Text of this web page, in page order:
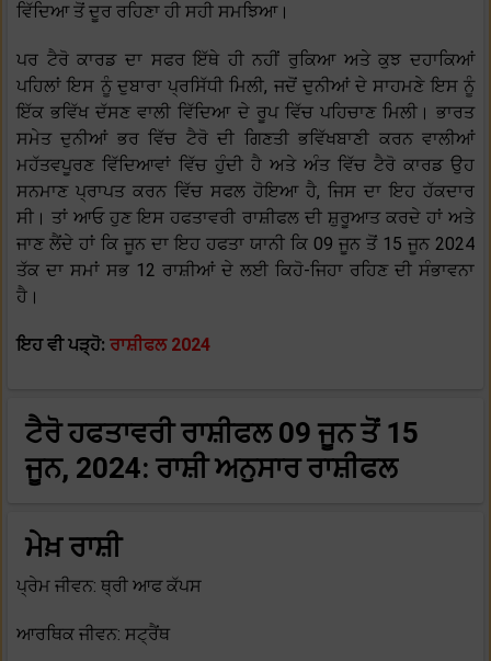
ਵਿੱਦਿਆ ਤੋਂ ਦੂਰ ਰਹਿਣਾ ਹੀ ਸਹੀ ਸਮਝਿਆ।
ਪਰ ਟੈਰੋ ਕਾਰਡ ਦਾ ਸਫਰ ਇੱਥੇ ਹੀ ਨਹੀਂ ਰੁਕਿਆ ਅਤੇ ਕੁਝ ਦਹਾਕਿਆਂ
ਪਹਿਲਾਂ ਇਸ ਨੂੰ ਦੁਬਾਰਾ ਪ੍ਰਸਿੱਧੀ ਮਿਲੀ, ਜਦੋਂ ਦੁਨੀਆਂ ਦੇ ਸਾਹਮਣੇ ਇਸ ਨੂੰ
ਇੱਕ ਭਵਿੱਖ ਦੱਸਣ ਵਾਲੀ ਵਿੱਦਿਆ ਦੇ ਰੂਪ ਵਿੱਚ ਪਹਿਚਾਣ ਮਿਲੀ। ਭਾਰਤ
ਸਮੇਤ ਦੁਨੀਆਂ ਭਰ ਵਿੱਚ ਟੈਰੋ ਦੀ ਗਿਣਤੀ ਭਵਿੱਖਬਾਣੀ ਕਰਨ ਵਾਲੀਆਂ
ਮਹੱਤਵਪੂਰਣ ਵਿੱਦਿਆਵਾਂ ਵਿੱਚ ਹੁੰਦੀ ਹੈ ਅਤੇ ਅੰਤ ਵਿੱਚ ਟੈਰੋ ਕਾਰਡ ਉਹ
ਸਨਮਾਣ ਪ੍ਰਾਪਤ ਕਰਨ ਵਿੱਚ ਸਫਲ ਹੋਇਆ ਹੈ, ਜਿਸ ਦਾ ਇਹ ਹੱਕਦਾਰ
ਸੀ। ਤਾਂ ਆਓ ਹੁਣ ਇਸ ਹਫਤਾਵਰੀ ਰਾਸ਼ੀਫਲ ਦੀ ਸ਼ੁਰੂਆਤ ਕਰਦੇ ਹਾਂ ਅਤੇ
ਜਾਣ ਲੈਂਦੇ ਹਾਂ ਕਿ ਜੂਨ ਦਾ ਇਹ ਹਫਤਾ ਯਾਨੀ ਕਿ 09 ਜੂਨ ਤੋਂ 15 ਜੂਨ 2024
ਤੱਕ ਦਾ ਸਮਾਂ ਸਭ 12 ਰਾਸ਼ੀਆਂ ਦੇ ਲਈ ਕਿਹੋ-ਜਿਹਾ ਰਹਿਣ ਦੀ ਸੰਭਾਵਨਾ
ਹੈ।
ਇਹ ਵੀ ਪੜ੍ਹੋ: ਰਾਸ਼ੀਫਲ 2024
ਟੈਰੋ ਹਫਤਾਵਰੀ ਰਾਸ਼ੀਫਲ 09 ਜੂਨ ਤੋਂ 15
ਜੂਨ, 2024: ਰਾਸ਼ੀ ਅਨੁਸਾਰ ਰਾਸ਼ੀਫਲ
ਮੇਖ਼ ਰਾਸ਼ੀ
ਪ੍ਰੇਮ ਜੀਵਨ: ਥ੍ਰੀ ਆਫ ਕੱਪਸ
ਆਰਥਿਕ ਜੀਵਨ: ਸਟ੍ਰੈਂਥ